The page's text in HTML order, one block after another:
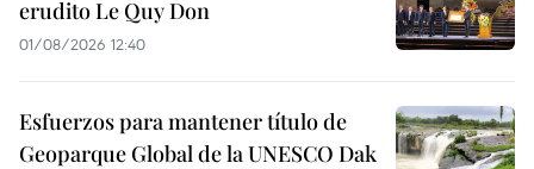
erudito Le Quy Don
01/08/2026 12:40
Esfuerzos para mantener título de
Geoparque Global de la UNESCO Dak